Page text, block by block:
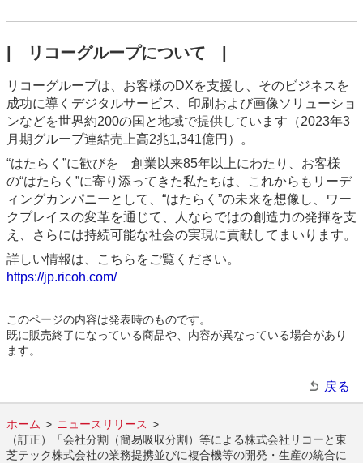
| リコーグループについて |
リコーグループは、お客様のDXを支援し、そのビジネスを
成功に導くデジタルサービス、印刷および画像ソリューショ
ンなどを世界約200の国と地域で提供しています（2023年3
月期グループ連結売上高2兆1,341億円）。
“はたらく”に歓びを 創業以来85年以上にわたり、お客様
の“はたらく”に寄り添ってきた私たちは、これからもリーデ
ィングカンパニーとして、“はたらく”の未来を想像し、ワー
クプレイスの変革を通じて、人ならではの創造力の発揮を支
え、さらには持続可能な社会の実現に貢献してまいります。
詳しい情報は、こちらをご覧ください。
https://jp.ricoh.com/
このページの内容は発表時のものです。
既に販売終了になっている商品や、内容が異なっている場合があり
ます。
戻る
ホーム
ニュースリリース
（訂正）「会社分割（簡易吸収分割）等による株式会社リコーと東
芝テック株式会社の業務提携並びに複合機等の開発・生産の統合に